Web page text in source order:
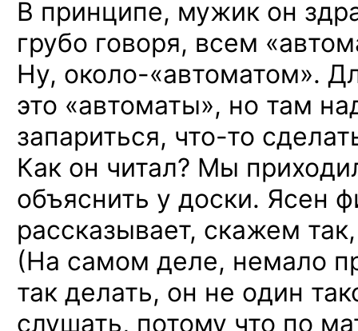
В принципе, мужик он
грубо говоря, всем
Ну, около-«автоматом».
это «автоматы», но там
запариться, что-то
Как он читал? Мы
объяснить у доски. Ясен
рассказывает, скажем
(На самом деле, немало
так делать, он не один
слушать, потому что по